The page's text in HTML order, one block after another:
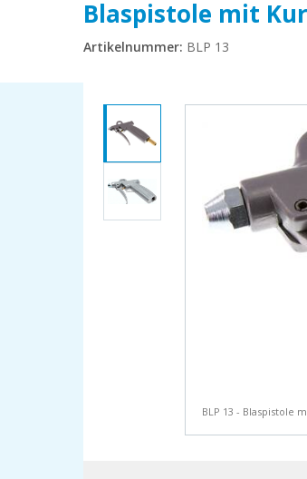
Blaspistole mit
Artikelnummer: BLP 13
BLP 13 - Blaspistole